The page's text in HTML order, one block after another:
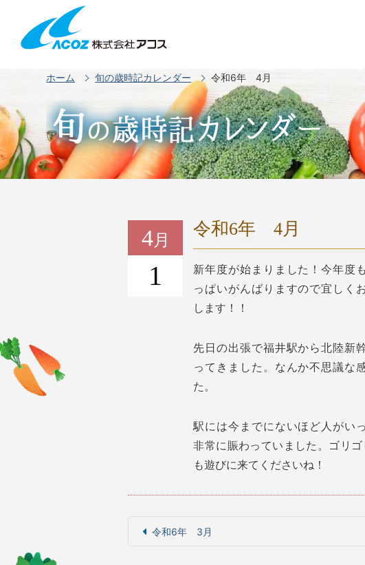
ホーム 旬の歳時記カレンダー 令和6年 4月
4月
1
令和6年 4月
新年度が始まりました！今年度
っぱいがんばりますので宜しく
します！！
先日の出張で福井駅から北陸新
ってきました。なんか不思議な
た。
駅には今までにないほど人がい
非常に賑わっていました。ゴリ
も遊びに来てくださいね！
令和6年 3月